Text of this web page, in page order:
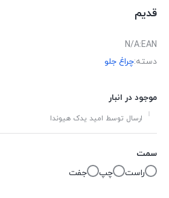
قدیم
EAN:
N/A
دسته:چراغ جلو
موجود در انبار
ارسال توسط امید یدک هیوندا
سمت
راست
چپ جفت